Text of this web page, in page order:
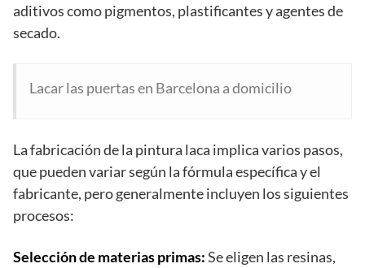
aditivos como pigmentos, plastificantes y agentes de
secado.
Lacar las puertas en Barcelona a domicilio
La fabricación de la pintura laca implica varios pasos,
que pueden variar según la fórmula específica y el
fabricante, pero generalmente incluyen los siguientes
procesos:
Selección de materias primas:Se eligen las resinas,